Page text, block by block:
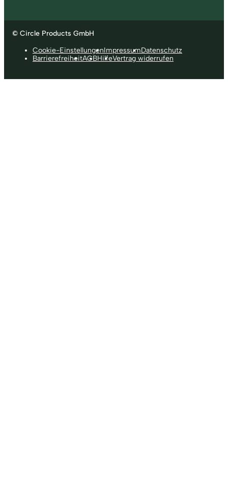
© Circle Products GmbH
Cookie-EinstellungenImpressumDatenschutz
BarrierefreiheitAGBHilfeVertrag widerrufen